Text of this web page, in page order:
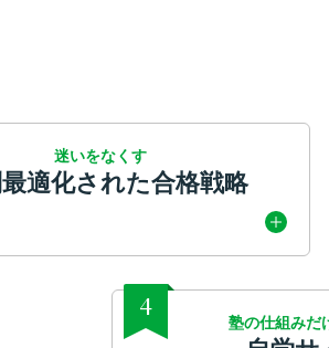
迷いをなくす
適化された合格戦略
4
塾の仕組みだ